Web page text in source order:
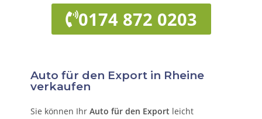
0174 872 0203
Auto für den Export in Rheine
verkaufen
Sie können IhrAuto für den Export leicht